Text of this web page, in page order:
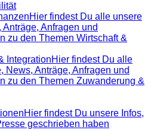
Hier findest Du alle unsere
Anträge, Anfragen und
zu den Themen Wirtschaft &
IntegrationHier findest Du alle
News, Anträge, Anfragen und
zu den Themen Zuwanderung &
Hier findest Du unsere Infos,
geschrieben haben